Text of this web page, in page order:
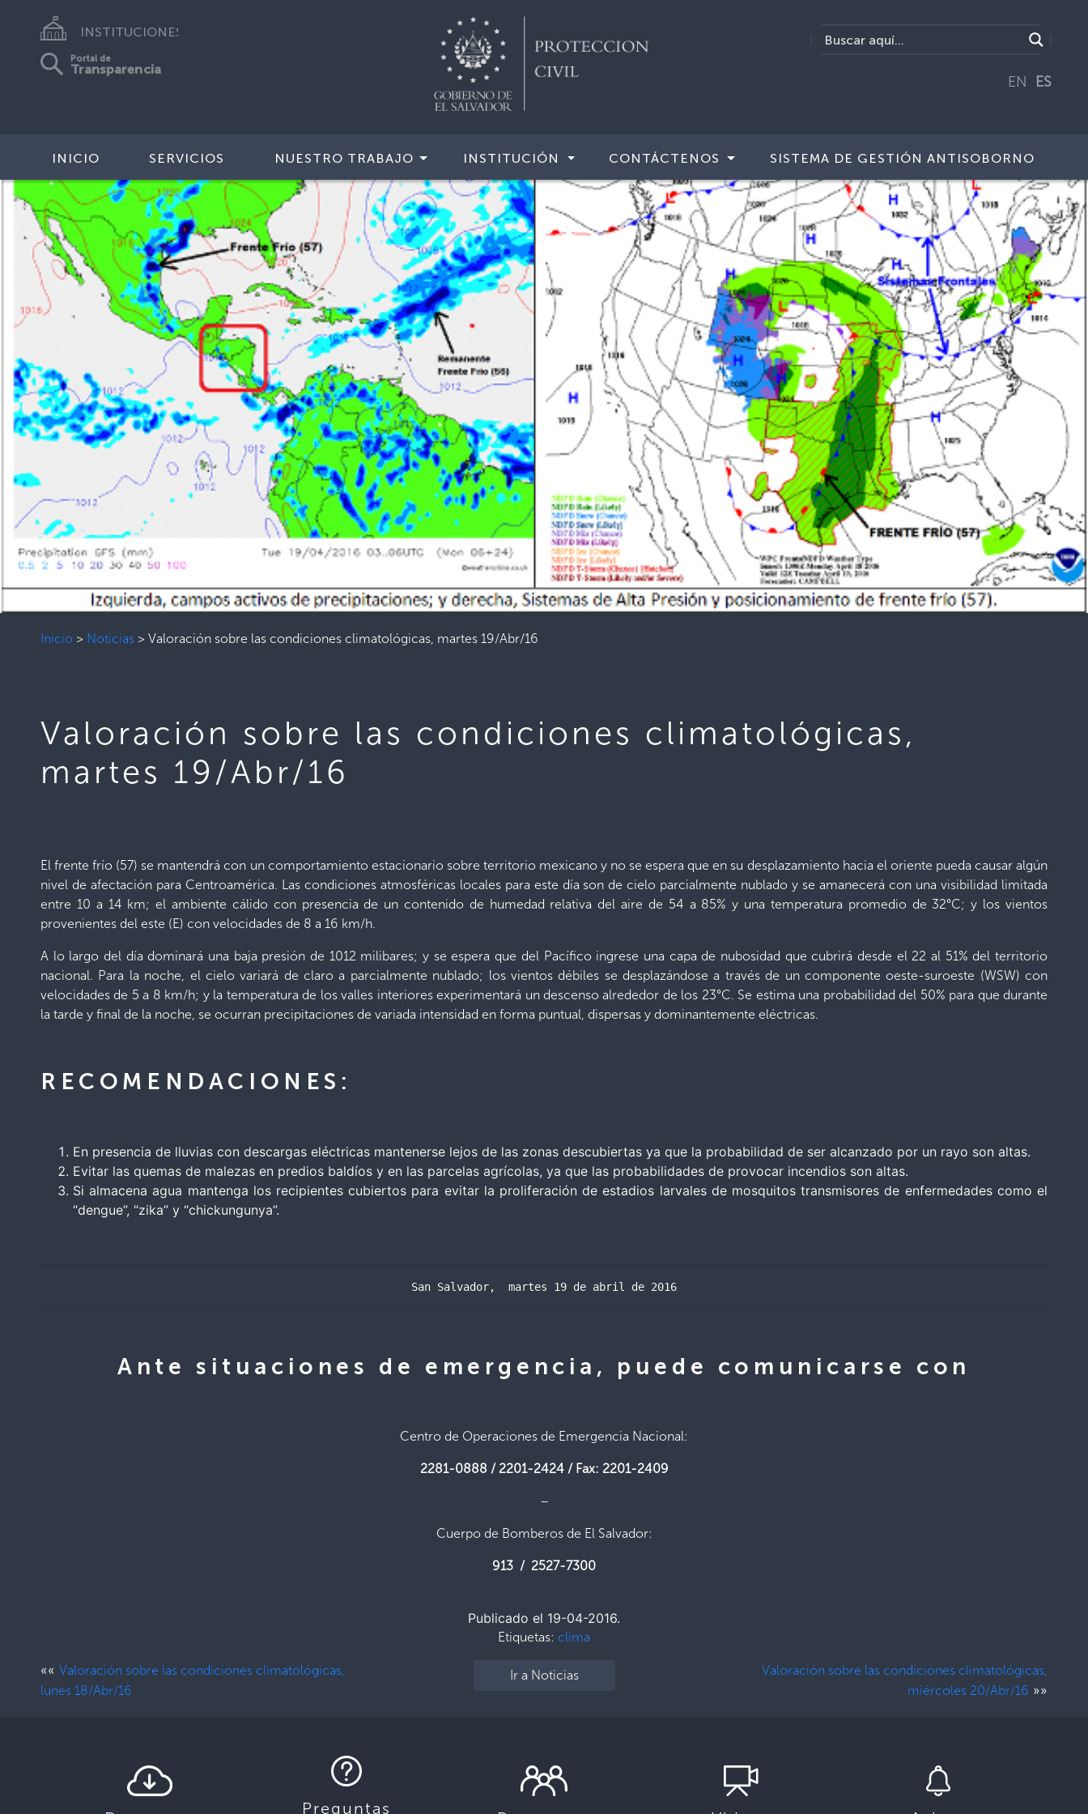
INSTITUCIONES
Portal de
Transparencia
EN ES
INICIO SERVICIOS NUESTRO TRABAJO INSTITUCIÓN CONTÁCTENOS SISTEMA DE GESTIÓN ANTISOBORNO
Inicio > Noticias > Valoración sobre las condiciones climatológicas, martes 19/Abr/16
Valoración sobre las condiciones climatológicas,
martes 19/Abr/16
El frente frío (57) se mantendrá con un comportamiento estacionario sobre territorio mexicano y no se espera que en su desplazamiento hacia el oriente pueda causar algún
nivel de afectación para Centroamérica. Las condiciones atmosféricas locales para este día son de cielo parcialmente nublado y se amanecerá con una visibilidad limitada
entre 10 a 14 km; el ambiente cálido con presencia de un contenido de humedad relativa del aire de 54 a 85% y una temperatura promedio de 32°C; y los vientos
provenientes del este (E) con velocidades de 8 a 16 km/h.
A lo largo del día dominará una baja presión de 1012 milibares; y se espera que del Pacífico ingrese una capa de nubosidad que cubrirá desde el 22 al 51% del territorio
nacional. Para la noche, el cielo variará de claro a parcialmente nublado; los vientos débiles se desplazándose a través de un componente oeste-suroeste (WSW) con
velocidades de 5 a 8 km/h; y la temperatura de los valles interiores experimentará un descenso alrededor de los 23°C. Se estima una probabilidad del 50% para que durante
la tarde y final de la noche, se ocurran precipitaciones de variada intensidad en forma puntual, dispersas y dominantemente eléctricas.
RECOMENDACIONES:
En presencia de lluvias con descargas eléctricas mantenerse lejos de las zonas descubiertas ya que la probabilidad de ser alcanzado por un rayo son altas.
Evitar las quemas de malezas en predios baldíos y en las parcelas agrícolas, ya que las probabilidades de provocar incendios son altas.
Si almacena agua mantenga los recipientes cubiertos para evitar la proliferación de estadios larvales de mosquitos transmisores de enfermedades como el
“dengue”, “zika” y “chickungunya”.
San Salvador,  martes 19 de abril de 2016
Ante situaciones de emergencia, puede comunicarse con
Centro de Operaciones de Emergencia Nacional:
2281-0888 / 2201-2424 / Fax: 2201-2409
–
Cuerpo de Bomberos de El Salvador:
913 / 2527-7300
Publicado el 19-04-2016.
Etiquetas: clima
«« Valoración sobre las condiciones climatológicas,
lunes 18/Abr/16
Ir a Noticias
Valoración sobre las condiciones climatológicas,
miércoles 20/Abr/16 »»
Preguntas